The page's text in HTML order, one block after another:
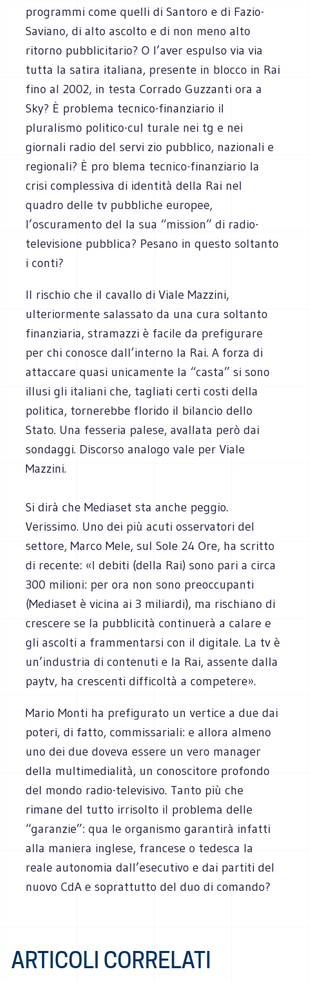
programmi come quelli di Santoro e di Fazio-
Saviano, di alto ascolto e di non meno alto
ritorno pubblicitario? O l’aver espulso via via
tutta la satira italiana, presente in blocco in Rai
fino al 2002, in testa Corrado Guzzanti ora a
Sky? È problema tecnico-finanziario il
pluralismo politico-cul turale nei tg e nei
giornali radio del servi zio pubblico, nazionali e
regionali? È pro blema tecnico-finanziario la
crisi complessiva di identità della Rai nel
quadro delle tv pubbliche europee,
l’oscuramento del la sua “mission” di radio-
televisione pubblica? Pesano in questo soltanto
i conti?
Il rischio che il cavallo di Viale Mazzini,
ulteriormente salassato da una cura soltanto
finanziaria, stramazzi è facile da prefigurare
per chi conosce dall’interno la Rai. A forza di
attaccare quasi unicamente la “casta” si sono
illusi gli italiani che, tagliati certi costi della
politica, tornerebbe florido il bilancio dello
Stato. Una fesseria palese, avallata però dai
sondaggi. Discorso analogo vale per Viale
Mazzini.
Si dirà che Mediaset sta anche peggio.
Verissimo. Uno dei più acuti osservatori del
settore, Marco Mele, sul Sole 24 Ore, ha scritto
di recente: «I debiti (della Rai) sono pari a circa
300 milioni: per ora non sono preoccupanti
(Mediaset è vicina ai 3 miliardi), ma rischiano di
crescere se la pubblicità continuerà a calare e
gli ascolti a frammentarsi con il digitale. La tv è
un’industria di contenuti e la Rai, assente dalla
paytv, ha crescenti difficoltà a competere».
Mario Monti ha prefigurato un vertice a due dai
poteri, di fatto, commissariali: e allora almeno
uno dei due doveva essere un vero manager
della multimedialità, un conoscitore profondo
del mondo radio-televisivo. Tanto più che
rimane del tutto irrisolto il problema delle
“garanzie”: qua le organismo garantirà infatti
alla maniera inglese, francese o tedesca la
reale autonomia dall’esecutivo e dai partiti del
nuovo CdA e soprattutto del duo di comando?
ARTICOLI CORRELATI